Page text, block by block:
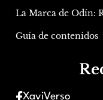
La Marca de Odín:
Guía de contenidos
XaviVerso